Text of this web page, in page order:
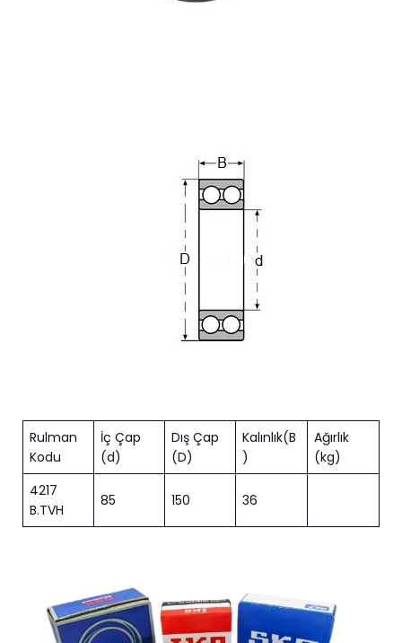
Rulman
Kodu
İç Çap
(d)
Dış Çap
(D)
Kalınlık(B
)
Ağırlık
(kg)
4217
B.TVH
85 150 36